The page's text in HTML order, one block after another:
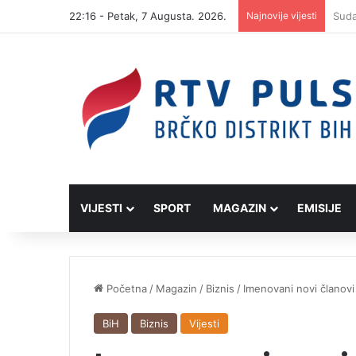
22:16 - Petak, 7 Augusta. 2026. Najnovije vijesti
VIJESTI SPORT MAGAZIN EMISIJE
Početna / Magazin / Biznis / Imenovani novi
BiH Biznis Vijesti